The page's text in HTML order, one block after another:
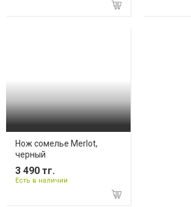
Нож сомелье Merlot,
черный
3 490 тг.
Есть в наличии